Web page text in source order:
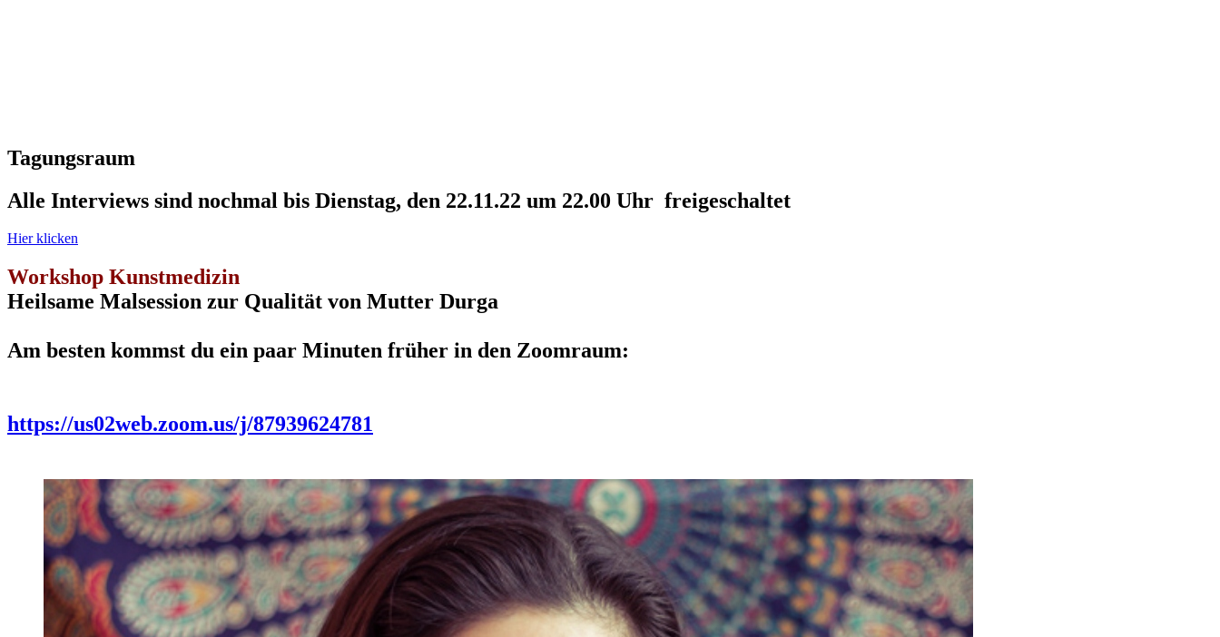
Tagungsraum
Alle Interviews sind nochmal bis Dienstag, den 22.11.22 um 22.00 Uhr freigeschaltet
Hier klicken
Workshop Kunstmedizin
Heilsame Malsession zur Qualität von Mutter Durga
Am besten kommst du ein paar Minuten früher in den Zoomraum:
https://us02web.zoom.us/j/87939624781